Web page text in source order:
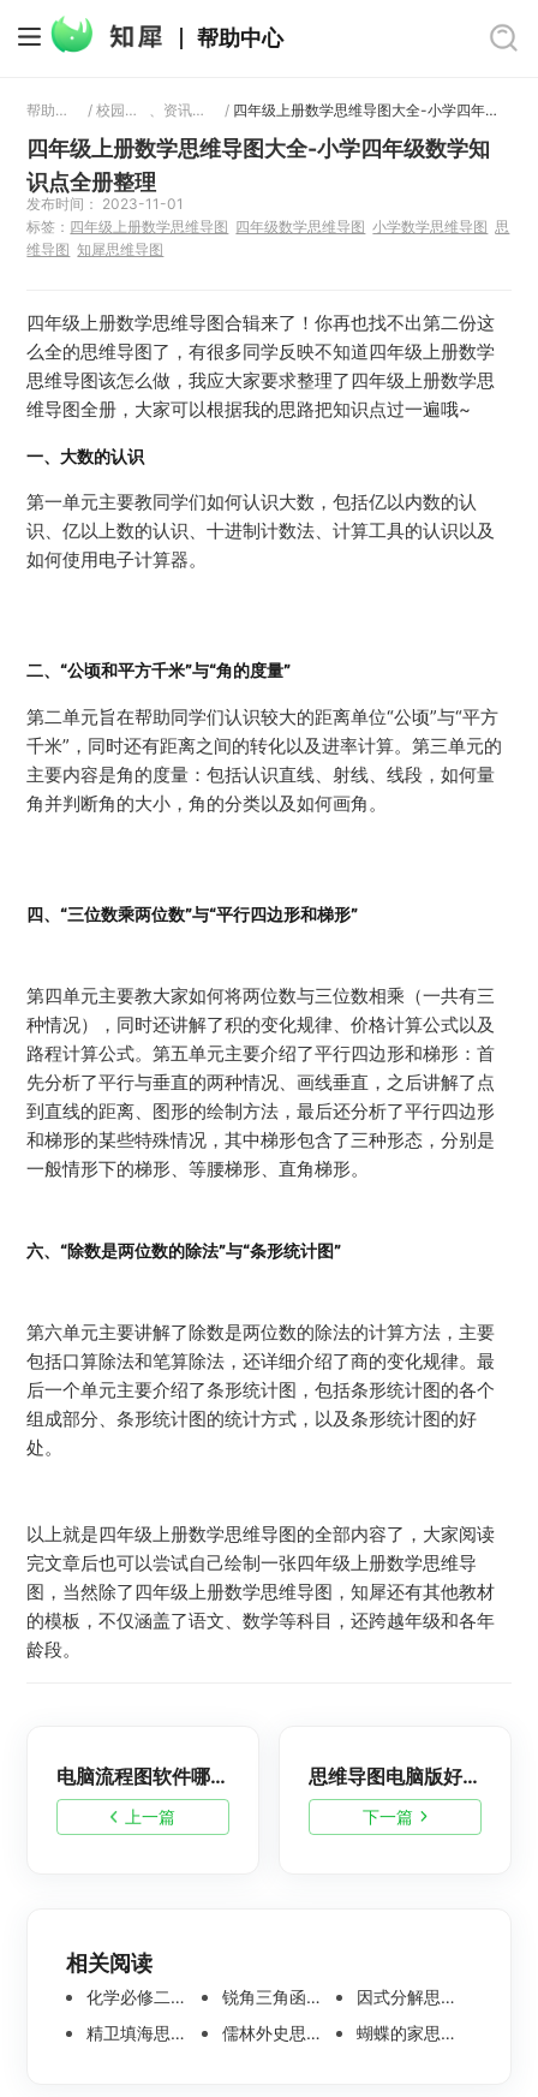
帮助中心
帮助中心 / 校园教育 、 资讯文章 / 四年级上册数学思维导图大全-小学四年级数学知识点全册整理
四年级上册数学思维导图大全-小学四年级数学知
识点全册整理
发布时间： 2023-11-01
标签： 四年级上册数学思维导图 四年级数学思维导图 小学数学思维导图 思
维导图 知犀思维导图
四年级上册数学思维导图合辑来了！你再也找不出第二份这
么全的思维导图了，有很多同学反映不知道四年级上册数学
思维导图该怎么做，我应大家要求整理了四年级上册数学思
维导图全册，大家可以根据我的思路把知识点过一遍哦~
一、大数的认识
第一单元主要教同学们如何认识大数，包括亿以内数的认
识、亿以上数的认识、十进制计数法、计算工具的认识以及
如何使用电子计算器。
二、“公顷和平方千米”与“角的度量”
第二单元旨在帮助同学们认识较大的距离单位“公顷”与“平方
千米”，同时还有距离之间的转化以及进率计算。第三单元的
主要内容是角的度量：包括认识直线、射线、线段，如何量
角并判断角的大小，角的分类以及如何画角。
四、“三位数乘两位数”与“平行四边形和梯形”
第四单元主要教大家如何将两位数与三位数相乘（一共有三
种情况），同时还讲解了积的变化规律、价格计算公式以及
路程计算公式。第五单元主要介绍了平行四边形和梯形：首
先分析了平行与垂直的两种情况、画线垂直，之后讲解了点
到直线的距离、图形的绘制方法，最后还分析了平行四边形
和梯形的某些特殊情况，其中梯形包含了三种形态，分别是
一般情形下的梯形、等腰梯形、直角梯形。
六、“除数是两位数的除法”与“条形统计图”
第六单元主要讲解了除数是两位数的除法的计算方法，主要
包括口算除法和笔算除法，还详细介绍了商的变化规律。最
后一个单元主要介绍了条形统计图，包括条形统计图的各个
组成部分、条形统计图的统计方式，以及条形统计图的好
处。
以上就是四年级上册数学思维导图的全部内容了，大家阅读
完文章后也可以尝试自己绘制一张四年级上册数学思维导
图，当然除了四年级上册数学思维导图，知犀还有其他教材
的模板，不仅涵盖了语文、数学等科目，还跨越年级和各年
龄段。
上一篇
电脑流程图软件哪个好用？盘点十款2023最好用的电脑流程图软件
下一篇
思维导图电脑版好用的软件有哪些？推荐5款超好用的思维导图软件
相关阅读
化学必修二思维导图合集，高中高清化学思维导图整理 锐角三角函数思维导图 | 数学思维导图分享
因式分解思维导图高清版-数学思维导图模板分享
精卫填海思维导图怎么画？高清版精卫填海思维导图模板分享
儒林外史思维导图大全|高清版免费思维导图模板 蝴蝶的家思维导图怎么画？高清版蝴蝶的家思维导图分享